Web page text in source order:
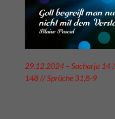
29.12.2024 – Sacharja 14
148 // Sprüche 31,8-9